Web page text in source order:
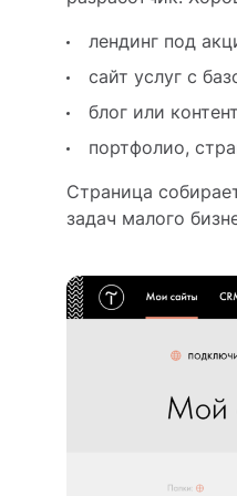
лендинг под
сайт услуг с
блог или
портфолио,
Страница
задач малого